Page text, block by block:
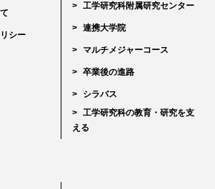
シー
工学研究科附属研究センター
連携大学院
マルチメジャーコース
卒業後の進路
シラバス
工学研究科の教育・研究を支
える